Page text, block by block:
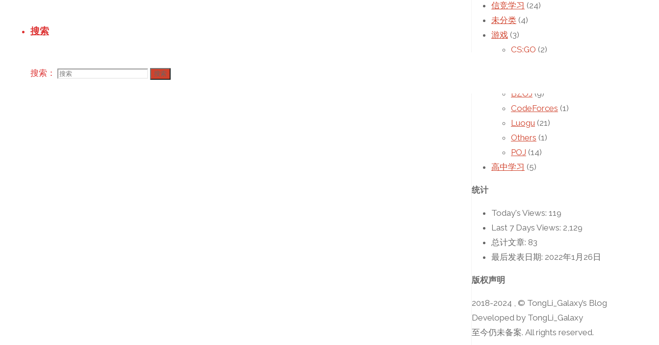
搜索
搜索： 搜索
信竞学习 (24)
未分类 (4)
游戏 (3)
CS:GO (2)
BZOJ (9)
CodeForces (1)
Luogu (21)
Others (1)
POJ (14)
高中学习 (5)
统计
Today's Views: 119
Last 7 Days Views: 2,129
总计文章: 83
最后发表日期: 2022年1月26日
版权声明
2018-2024 , © TongLi_Galaxy’s Blog
Developed by TongLi_Galaxy
至今仍未备案. All rights reserved.